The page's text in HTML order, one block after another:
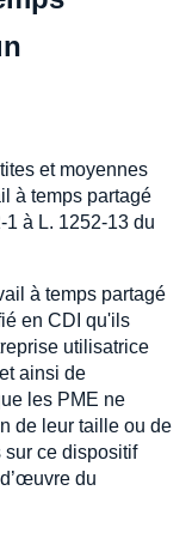
et moyennes
à temps partagé
1 à L. 1252-13 du
à temps partagé
en CDI qu'ils
utilisatrice
ainsi de
les PME ne
de leur taille ou de
sur ce dispositif
du